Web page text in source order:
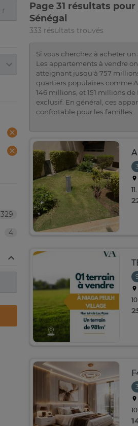
Page 31 résultats
Sénégal
333 résultats trouvés
Si vous cherchez à acheter
Les appartements à vendre
atteignant jusqu'à 757
quartiers populaires comme
146 millions, et 151 millions
exclusif. En général, ces
confortable pour les familles.
329
4